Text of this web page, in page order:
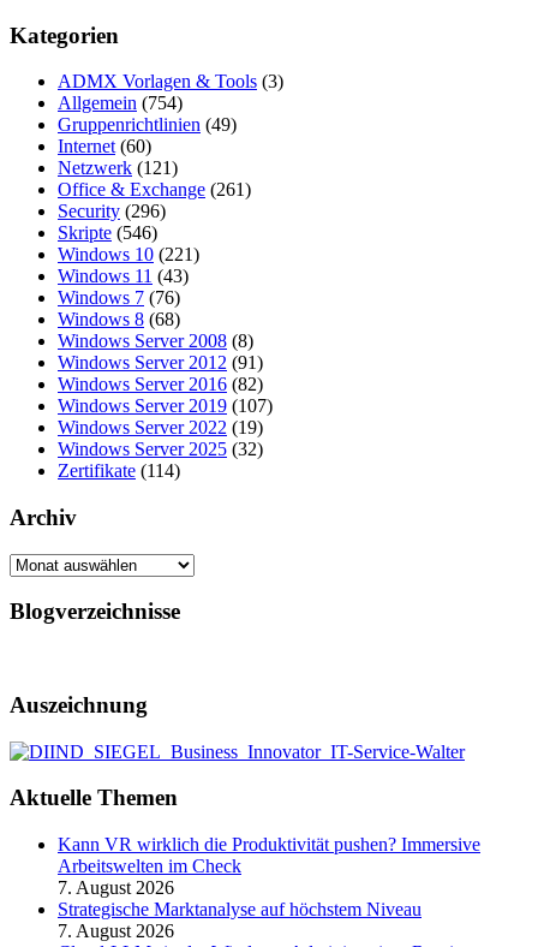
Kategorien
ADMX Vorlagen & Tools (3)
Allgemein (754)
Gruppenrichtlinien (49)
Internet (60)
Netzwerk (121)
Office & Exchange (261)
Security (296)
Skripte (546)
Windows 10 (221)
Windows 11 (43)
Windows 7 (76)
Windows 8 (68)
Windows Server 2008 (8)
Windows Server 2012 (91)
Windows Server 2016 (82)
Windows Server 2019 (107)
Windows Server 2022 (19)
Windows Server 2025 (32)
Zertifikate (114)
Archiv
Archiv
Blogverzeichnisse
Auszeichnung
Aktuelle Themen
Kann VR wirklich die Produktivität pushen? Immersive
Arbeitswelten im Check
7. August 2026
Strategische Marktanalyse auf höchstem Niveau
7. August 2026